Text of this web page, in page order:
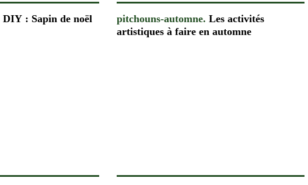
DIY : Sapin de noël
pitchouns-automne. Les activités
artistiques à faire en automne